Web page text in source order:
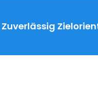
Zuverlässig